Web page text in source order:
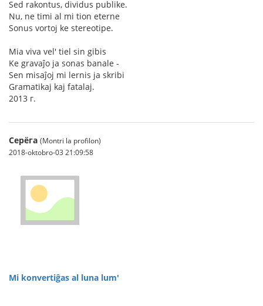
Sed rakontus, dividus publike.
Nu, ne timi al mi tion eterne
Sonus vortoj ke stereotipe.
Mia viva vel' tiel sin gibis
Ke gravaĵo ja sonas banale -
Sen misaĵoj mi lernis ja skribi
Gramatikaj kaj fatalaj.
2013 г.
Серёга (Montri la profilon)
2018-oktobro-03 21:09:58
Mi konvertiĝas al luna lum'